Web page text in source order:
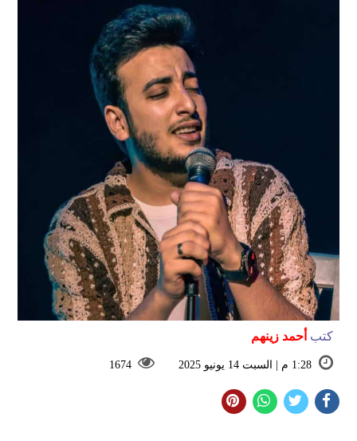
كتب أحمد زينهم
1:28 م | السبت 14 يونيو 2025 1674